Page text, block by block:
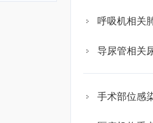
呼吸机相关
导尿管相关
手术部位感